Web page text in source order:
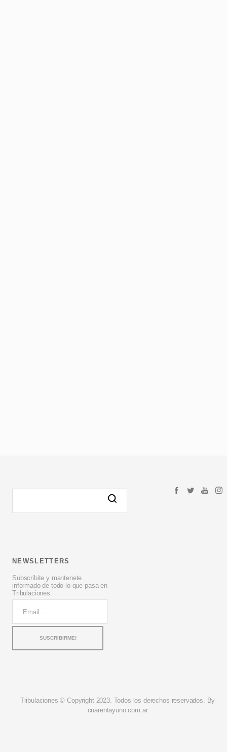
NEWSLETTERS
Subscribite y mantenete
informado de todo lo que pasa en
Tribulaciones.
Tribulaciones © Copyright 2023. Todos los derechos reservados. By
cuarentayuno.com.ar